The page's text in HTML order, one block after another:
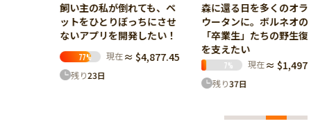
飼い主の私が倒れても、ペ
ットをひとりぼっちにさせ
ないアプリを開発したい！
現在≈ $4,877.45
残り23日
森に還る日を多くのオラン
ウータンに。ボルネオの
「卒業生」たちの野生復帰
を支えたい
現在≈ $1,497.84
残り37日